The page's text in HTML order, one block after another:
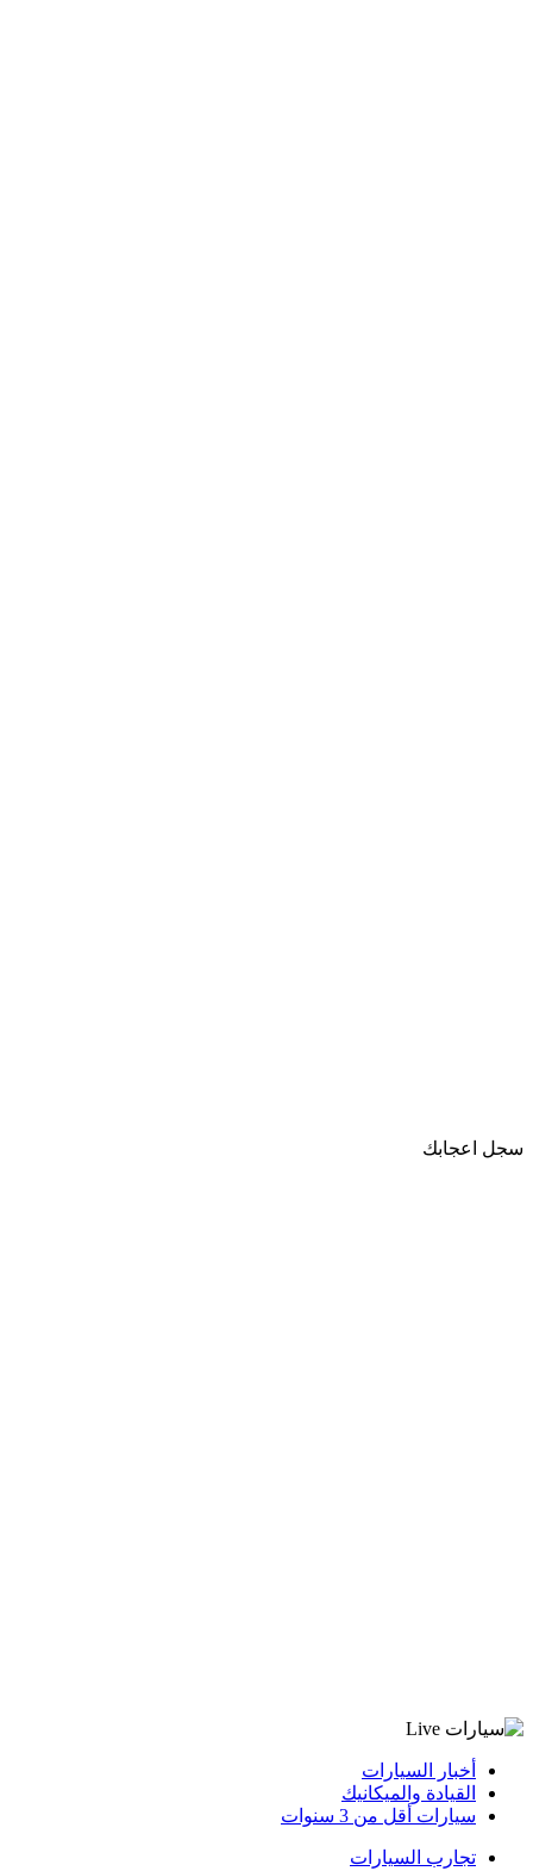
سجل اعجابك
أخبار السيارات
القيادة والميكانيك
سيارات أقل من 3 سنوات
تجارب السيارات